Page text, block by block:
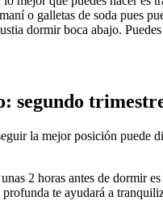
o galletas de soda pues
dormir boca abajo.
segundo
la mejor posición puede
2 horas antes de dormir
te ayudará a